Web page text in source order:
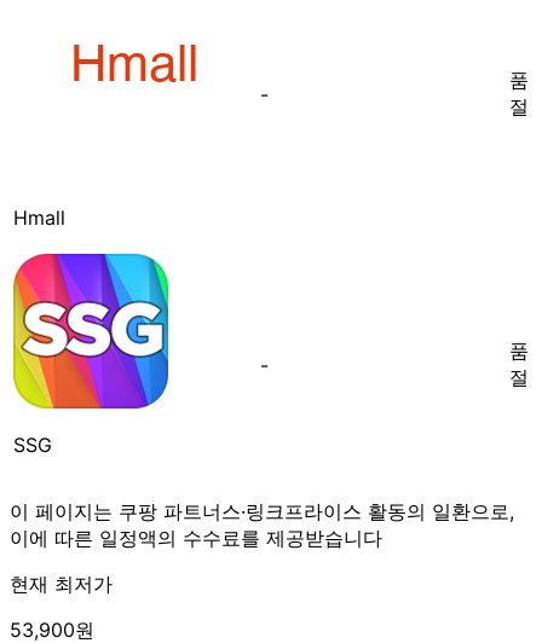
Hmall
-
품
절
SSG
-
품
절
이 페이지는 쿠팡 파트너스·링크프라이스 활동의 일환으로,
이에 따른 일정액의 수수료를 제공받습니다
현재 최저가
53,900원